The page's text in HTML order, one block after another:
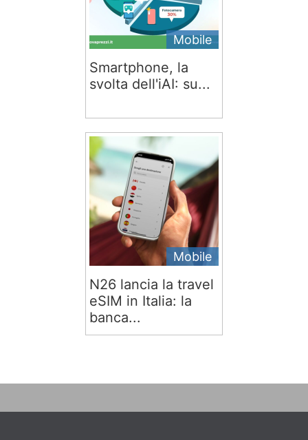
Mobile
Smartphone, la
svolta dell'iAI: su...
Mobile
N26 lancia la travel
eSIM in Italia: la
banca...